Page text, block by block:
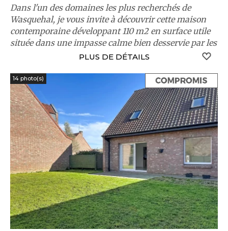
Dans l'un des domaines les plus recherchés de
Wasquehal, je vous invite à découvrir cette maison
contemporaine développant 110 m2 en surface utile
située dans une impasse calme bien desservie par les
PLUS DE DÉTAILS
14 photo(s)